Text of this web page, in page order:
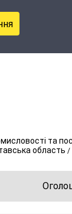
та
область